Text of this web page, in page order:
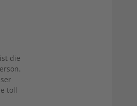
die
toll